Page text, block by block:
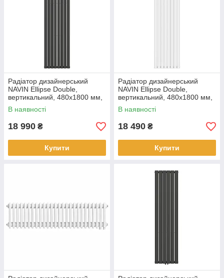
Радіатор дизайнерський
NAVIN Ellipse Double,
вертикальний, 480x1800 мм,
1532 Вт, бічне підключення,
чорний муар
В наявності
18 990 ₴
Купити
Радіатор дизайнерський
NAVIN Ellipse Double,
вертикальний, 480x1800 мм,
1532 Вт, бічне підключення,
білий
В наявності
18 490 ₴
Купити